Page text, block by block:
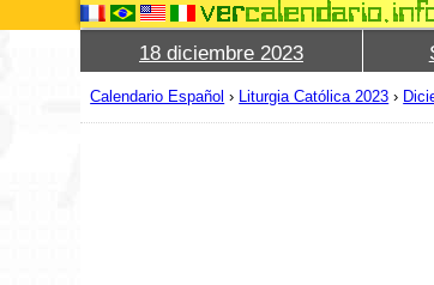
18 diciembre 2023
Calendario Español › Liturgia Católica 2023 ›